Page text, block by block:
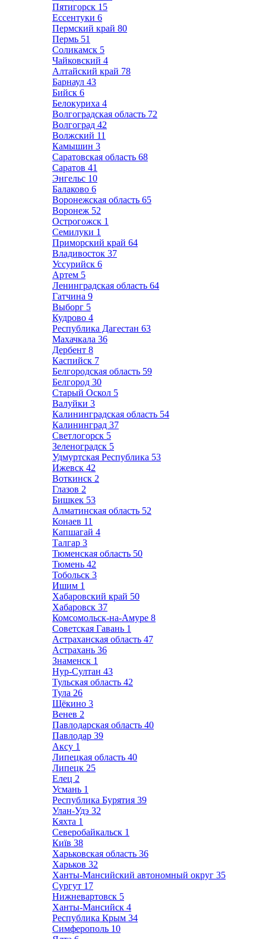
Пятигорск 15
Ессентуки 6
Пермский край 80
Пермь 51
Соликамск 5
Чайковский 4
Алтайский край 78
Барнаул 43
Бийск 6
Белокуриха 4
Волгоградская область 72
Волгоград 42
Волжский 11
Камышин 3
Саратовская область 68
Саратов 41
Энгельс 10
Балаково 6
Воронежская область 65
Воронеж 52
Острогожск 1
Семилуки 1
Приморский край 64
Владивосток 37
Уссурийск 6
Артем 5
Ленинградская область 64
Гатчина 9
Выборг 5
Кудрово 4
Республика Дагестан 63
Махачкала 36
Дербент 8
Каспийск 7
Белгородская область 59
Белгород 30
Старый Оскол 5
Валуйки 3
Калининградская область 54
Калининград 37
Светлогорск 5
Зеленоградск 5
Удмуртская Республика 53
Ижевск 42
Воткинск 2
Глазов 2
Бишкек 53
Алматинская область 52
Конаев 11
Капшагай 4
Талгар 3
Тюменская область 50
Тюмень 42
Тобольск 3
Ишим 1
Хабаровский край 50
Хабаровск 37
Комсомольск-на-Амуре 8
Советская Гавань 1
Астраханская область 47
Астрахань 36
Знаменск 1
Нур-Султан 43
Тульская область 42
Тула 26
Щёкино 3
Венев 2
Павлодарская область 40
Павлодар 39
Аксу 1
Липецкая область 40
Липецк 25
Елец 2
Усмань 1
Республика Бурятия 39
Улан-Удэ 32
Кяхта 1
Северобайкальск 1
Київ 38
Харьковская область 36
Харьков 32
Ханты-Мансийский автономный округ 35
Сургут 17
Нижневартовск 5
Ханты-Мансийск 4
Республика Крым 34
Симферополь 10